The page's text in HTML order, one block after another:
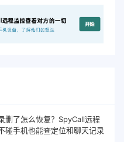
删了怎么恢复？SpyCall远程
碰手机也能查定位和聊天记录